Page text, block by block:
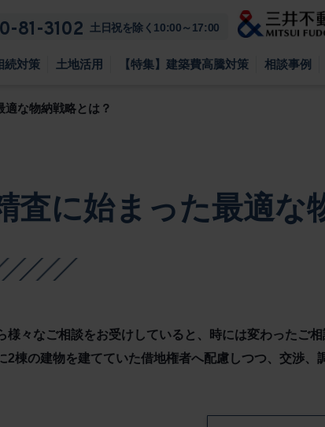
81-3102 土日祝を除く10:00～17:00
続対策 土地活用 【特集】建築費高騰対策 相談事例
な物納戦略とは？
査に始まった最適な
様々なご相談をお受けしていると、時には変わったご
2棟の建物を建てていた借地権者へ配慮しつつ、交渉